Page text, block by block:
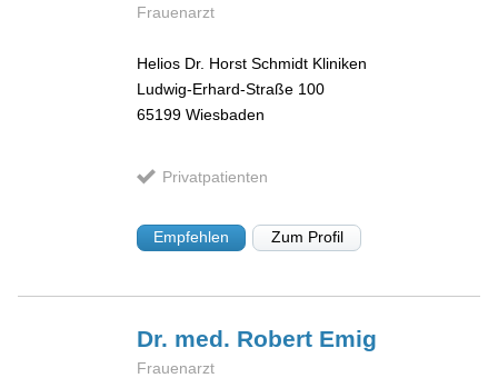
Frauenarzt
Helios Dr. Horst Schmidt Kliniken
Ludwig-Erhard-Straße 100
65199 Wiesbaden
Privatpatienten
Empfehlen Zum Profil
Dr. med. Robert Emig
Frauenarzt